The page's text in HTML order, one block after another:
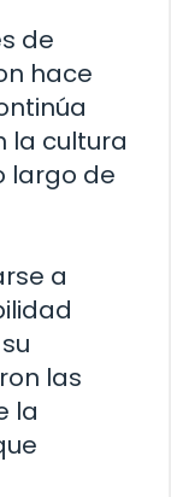
de
hace
la cultura
largo de
a
las
la